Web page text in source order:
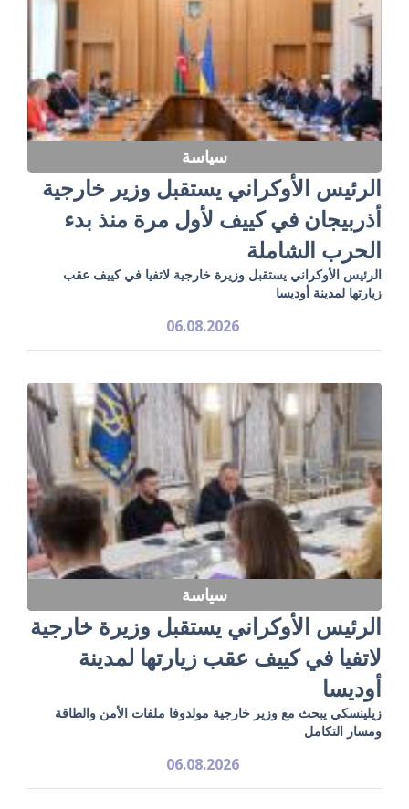
سياسة
الرئيس الأوكراني يستقبل وزير خارجية
أذربيجان في كييف لأول مرة منذ بدء
الحرب الشاملة
الرئيس الأوكراني يستقبل وزيرة خارجية لاتفيا في كييف عقب
زيارتها لمدينة أوديسا
06.08.2026
سياسة
الرئيس الأوكراني يستقبل وزيرة خارجية
لاتفيا في كييف عقب زيارتها لمدينة
أوديسا
زيلينسكي يبحث مع وزير خارجية مولدوفا ملفات الأمن والطاقة
ومسار التكامل
06.08.2026